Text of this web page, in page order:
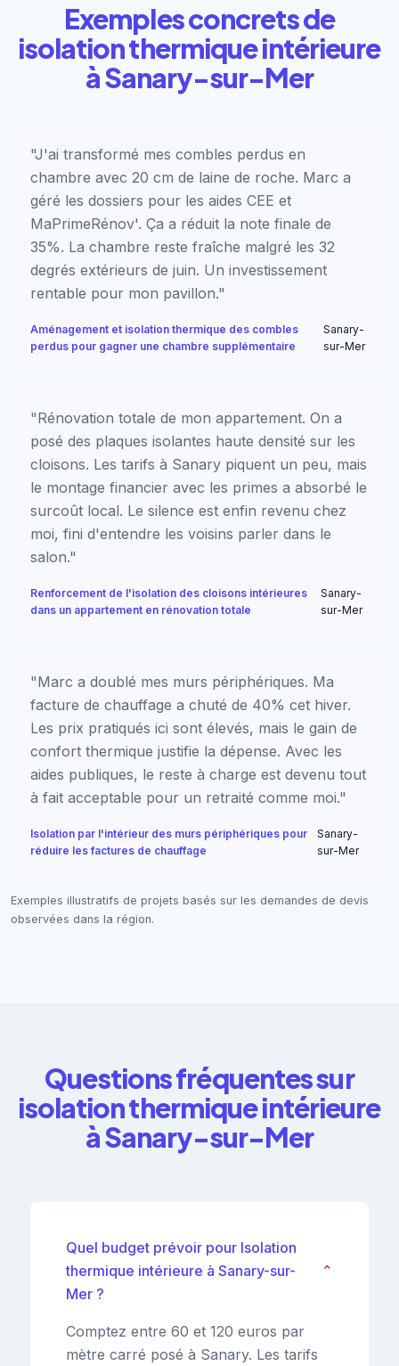
Exemples concrets de
isolation thermique intérieure
à Sanary-sur-Mer
"J'ai transformé mes combles perdus en
chambre avec 20 cm de laine de roche. Marc a
géré les dossiers pour les aides CEE et
MaPrimeRénov'. Ça a réduit la note finale de
35%. La chambre reste fraîche malgré les 32
degrés extérieurs de juin. Un investissement
rentable pour mon pavillon."
Aménagement et isolation thermique des combles
perdus pour gagner une chambre supplémentaire
Sanary-
sur-Mer
"Rénovation totale de mon appartement. On a
posé des plaques isolantes haute densité sur les
cloisons. Les tarifs à Sanary piquent un peu, mais
le montage financier avec les primes a absorbé le
surcoût local. Le silence est enfin revenu chez
moi, fini d'entendre les voisins parler dans le
salon."
Renforcement de l'isolation des cloisons intérieures
dans un appartement en rénovation totale
Sanary-
sur-Mer
"Marc a doublé mes murs périphériques. Ma
facture de chauffage a chuté de 40% cet hiver.
Les prix pratiqués ici sont élevés, mais le gain de
confort thermique justifie la dépense. Avec les
aides publiques, le reste à charge est devenu tout
à fait acceptable pour un retraité comme moi."
Isolation par l'intérieur des murs périphériques pour
réduire les factures de chauffage
Sanary-
sur-Mer
Exemples illustratifs de projets basés sur les demandes de devis
observées dans la région.
Questions fréquentes sur
isolation thermique intérieure
à Sanary-sur-Mer
Quel budget prévoir pour Isolation
thermique intérieure à Sanary-sur-
Mer ?
⌄
Comptez entre 60 et 120 euros par
mètre carré posé à Sanary. Les tarifs